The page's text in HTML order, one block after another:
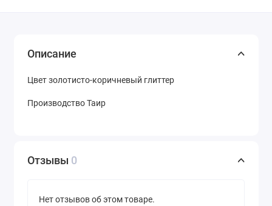
Описание
Цвет золотисто-коричневый глиттер
Производство Таир
Отзывы 0
Нет отзывов об этом товаре.